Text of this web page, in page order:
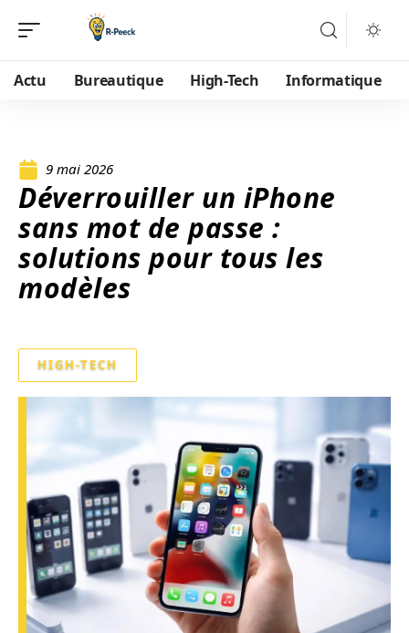
Actu Bureautique High-Tech Informatique
9 mai 2026
Déverrouiller un iPhone
sans mot de passe :
solutions pour tous les
modèles
HIGH-TECH